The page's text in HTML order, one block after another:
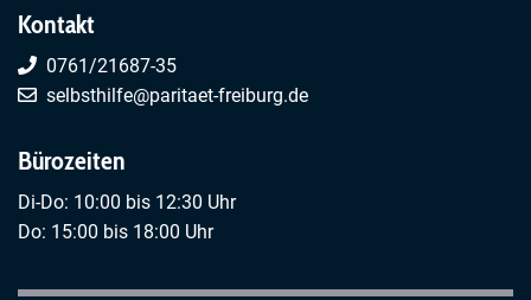
Kontakt
0761/21687-35
selbsthilfe@paritaet-freiburg.de
Bürozeiten
Di-Do: 10:00 bis 12:30 Uhr
Do: 15:00 bis 18:00 Uhr